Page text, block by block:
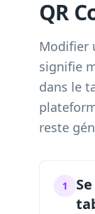
QR
Modifier
signifie
dans le
reste
1